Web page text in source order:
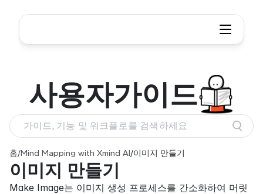
홈/Mind Mapping with Xmind AI /이미지 만들기
이미지 만들기
Make Image는 이미지 생성 프로세스를 간소화하여 머릿
사용자가이드
가이드, 기능 및 워크플로를 검색하세요